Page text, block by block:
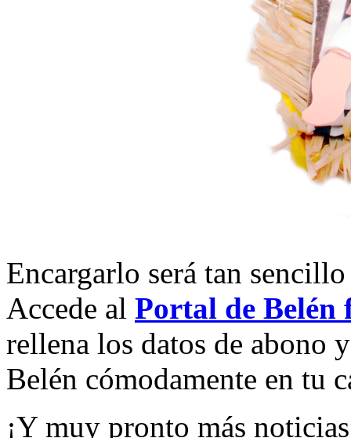
Encargarlo será tan
Accede al Portal de Belén
rellena los datos de
Belén cómodamente en tu
¡Y muy pronto más